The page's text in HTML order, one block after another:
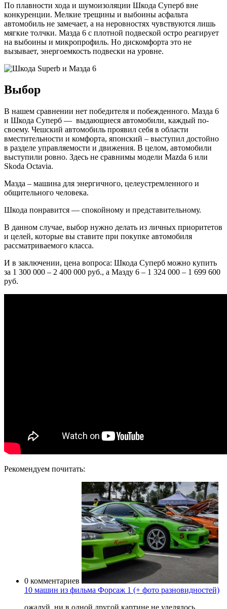
По плавности хода и шумоизоляции Шкода Суперб вне
конкуренции. Мелкие трещины и выбоины асфальта
автомобиль не замечает, а на неровностях чувствуются лишь
мягкие толчки. Мазда 6 с плотной подвеской остро реагирует
на выбоины и микропрофиль. Но дискомфорта это не
вызывает, энергоемкость подвески на уровне.
Выбор
В нашем сравнении нет победителя и побежденного. Мазда 6
и Шкода Суперб — выдающиеся автомобили, каждый по-
своему. Чешский автомобиль проявил себя в области
вместительности и комфорта, японский – выступил достойно
в разделе управляемости и движения. В целом, автомобили
выступили ровно. Здесь не сравнимы модели Mazda 6 или
Skoda Octavia.
Мазда – машина для энергичного, целеустремленного и
общительного человека.
Шкода понравится — спокойному и представительному.
В данном случае, выбор нужно делать из личных приоритетов
и целей, которые вы ставите при покупке автомобиля
рассматриваемого класса.
И в заключении, цена вопроса: Шкода Суперб можно купить
за 1 300 000 – 2 400 000 руб., а Мазду 6 – 1 324 000 – 1 699 600
руб.
Рекомендуем почитать:
0 комментариев
10 машин из фильма Форсаж 1 (+ фото разновидностей)